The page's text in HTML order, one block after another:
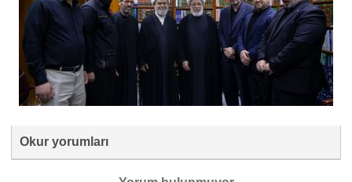
Okur yorumları